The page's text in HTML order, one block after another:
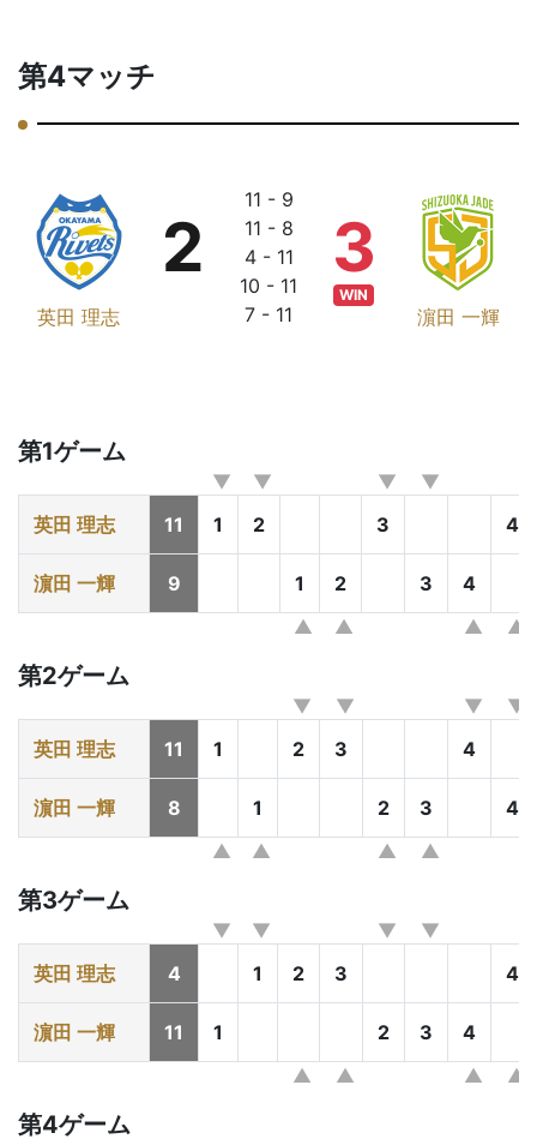
第4マッチ
英田 理志
2
11 - 9
11 - 8
4 - 11
10 - 11
7 - 11
濵田 一輝
3
WIN
第1ゲーム
英田 理志 11 1 2 3 4
濵田 一輝 9 1 2 3 4
第2ゲーム
英田 理志 11 1 2 3 4
濵田 一輝 8 1 2 3 4
第3ゲーム
英田 理志 4 1 2 3 4
濵田 一輝 11 1 2 3 4
第4ゲーム